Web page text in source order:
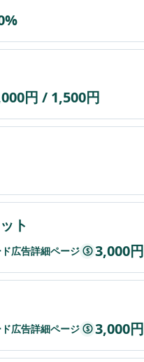
円 / 1,500円
ト
広告詳細ページ $ 3,000円
広告詳細ページ $ 3,000円